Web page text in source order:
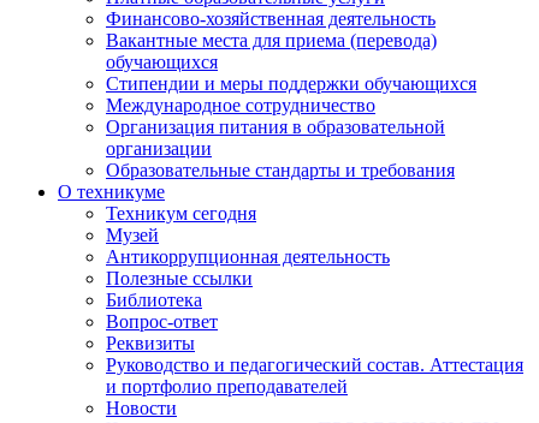
Финансово-хозяйственная деятельность
Вакантные места для приема (перевода)
обучающихся
Стипендии и меры поддержки обучающихся
Международное сотрудничество
Организация питания в образовательной
организации
Образовательные стандарты и требования
О техникуме
Техникум сегодня
Музей
Антикоррупционная деятельность
Полезные ссылки
Библиотека
Вопрос-ответ
Реквизиты
Руководство и педагогический состав. Аттестация
и портфолио преподавателей
Новости